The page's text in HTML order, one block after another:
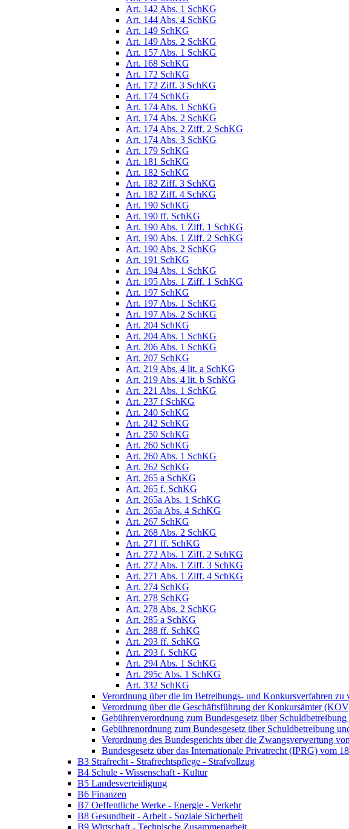
Art. 142 Abs. 1 SchKG
Art. 144 Abs. 4 SchKG
Art. 149 SchKG
Art. 149 Abs. 2 SchKG
Art. 157 Abs. 1 SchKG
Art. 168 SchKG
Art. 172 SchKG
Art. 172 Ziff. 3 SchKG
Art. 174 SchKG
Art. 174 Abs. 1 SchKG
Art. 174 Abs. 2 SchKG
Art. 174 Abs. 2 Ziff. 2 SchKG
Art. 174 Abs. 3 SchKG
Art. 179 SchKG
Art. 181 SchKG
Art. 182 SchKG
Art. 182 Ziff. 3 SchKG
Art. 182 Ziff. 4 SchKG
Art. 190 SchKG
Art. 190 ff. SchKG
Art. 190 Abs. 1 Ziff. 1 SchKG
Art. 190 Abs. 1 Ziff. 2 SchKG
Art. 190 Abs. 2 SchKG
Art. 191 SchKG
Art. 194 Abs. 1 SchKG
Art. 195 Abs. 1 Ziff. 1 SchKG
Art. 197 SchKG
Art. 197 Abs. 1 SchKG
Art. 197 Abs. 2 SchKG
Art. 204 SchKG
Art. 204 Abs. 1 SchKG
Art. 206 Abs. 1 SchKG
Art. 207 SchKG
Art. 219 Abs. 4 lit. a SchKG
Art. 219 Abs. 4 lit. b SchKG
Art. 221 Abs. 1 SchKG
Art. 237 f SchKG
Art. 240 SchKG
Art. 242 SchKG
Art. 250 SchKG
Art. 260 SchKG
Art. 260 Abs. 1 SchKG
Art. 262 SchKG
Art. 265 a SchKG
Art. 265 f. SchKG
Art. 265a Abs. 1 SchKG
Art. 265a Abs. 4 SchKG
Art. 267 SchKG
Art. 268 Abs. 2 SchKG
Art. 271 ff. SchKG
Art. 272 Abs. 1 Ziff. 2 SchKG
Art. 272 Abs. 1 Ziff. 3 SchKG
Art. 271 Abs. 1 Ziff. 4 SchKG
Art. 274 SchKG
Art. 278 SchKG
Art. 278 Abs. 2 SchKG
Art. 285 a SchKG
Art. 288 ff. SchKG
Art. 293 ff. SchKG
Art. 293 f. SchKG
Art. 294 Abs. 1 SchKG
Art. 295c Abs. 1 SchKG
Art. 332 SchKG
Verordnung über die im Betreibungs- und Konkursverfahren
Verordnung über die Geschäftsführung der Konkursämter
Gebührenverordnung zum Bundesgesetz über
Gebührenordnung zum Bundesgesetz über Schuldbetreibung
Verordnung des Bundesgerichts über die Zwangsverwertung
Bundesgesetz über das Internationale Privatrecht (IPRG) vom
B3 Strafrecht - Strafrechtspflege - Strafvollzug
B4 Schule - Wissenschaft - Kultur
B5 Landesverteidigung
B6 Finanzen
B7 Oeffentliche Werke - Energie - Verkehr
B8 Gesundheit - Arbeit - Soziale Sicherheit
B9 Wirtschaft - Technische Zusammenarbeit